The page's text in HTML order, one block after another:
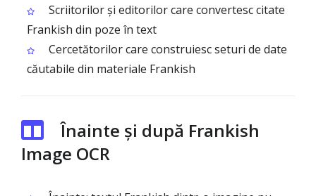
Scriitorilor și editorilor care convertesc citate
Frankish din poze în text
Cercetătorilor care construiesc seturi de date
căutabile din materiale Frankish
Înainte și după Frankish
Image OCR